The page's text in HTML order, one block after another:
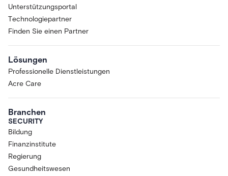
Unterstützungsportal
Technologiepartner
Finden Sie einen Partner
Lösungen
Professionelle Dienstleistungen
Acre Care
Branchen
SECURITY
Bildung
Finanzinstitute
Regierung
Gesundheitswesen